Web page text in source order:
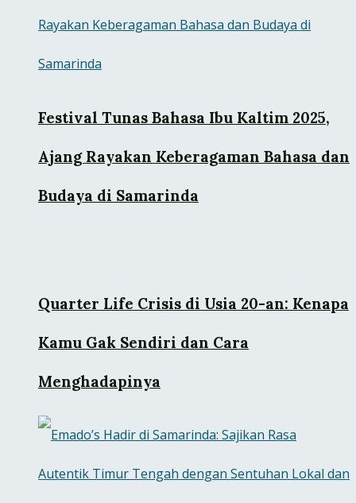
Festival Tunas Bahasa Ibu Kaltim 2025,
Ajang Rayakan Keberagaman Bahasa dan
Budaya di Samarinda
Quarter Life Crisis di Usia 20-an: Kenapa
Kamu Gak Sendiri dan Cara
Menghadapinya